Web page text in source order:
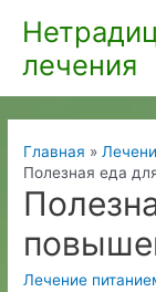
содержимому
лечения
Главная
Полезная еда
Лечение